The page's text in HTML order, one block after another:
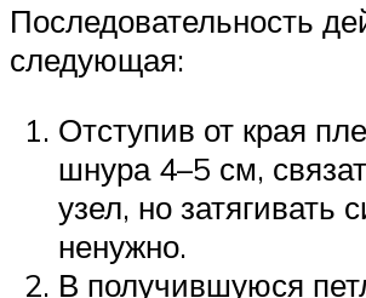
Последовательность
следующая:
Отступив от края
шнура 4–5 см,
узел, но затягивать
ненужно.
В получившуюся